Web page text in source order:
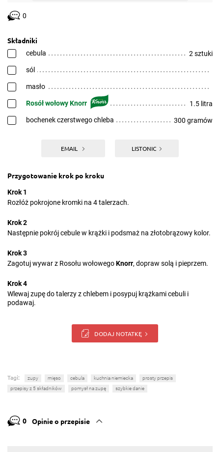
0
Składniki
cebula 2 sztuki
sól
masło
Rosół wołowy Knorr 1.5 litra
bochenek czerstwego chleba 300 gramów
EMAIL LISTONIC
Przygotowanie krok po kroku
Krok 1
Rozłóż pokrojone kromki na 4 talerzach.
Krok 2
Następnie pokrój cebule w krążki i podsmaż na złotobrązowy kolor.
Krok 3
Zagotuj wywar z Rosołu wołowegoKnorr, dopraw solą i pieprzem.
Krok 4
Wlewaj zupę do talerzy z chlebem i posypuj krążkami cebuli i
podawaj.
DODAJ NOTATKĘ
Tagi: zupy mięso cebula kuchnia niemiecka
prosty przepis
przepisy z 5 składników
pomysł na zupę szybkie danie
0 Opinie o przepisie